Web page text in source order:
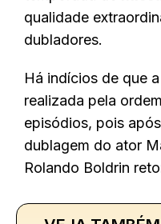
qualidade
dubladores.
Há indícios de que
realizada pela
episódios, pois
dublagem do ator
Rolando Boldrin